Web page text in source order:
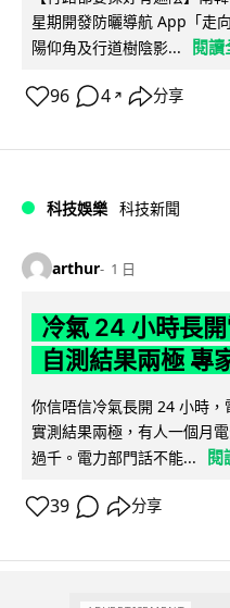
星期開發防曬導航 App「走
陽仰角及行道樹陰影...
閱
96 4 ↗ 分享
科技娛樂 科技新聞
arthur 1 日
冷氣 24 小時長
自測結果兩極 專
你信唔信冷氣長開 24 小時
實測結果兩極，有人一個月
過千。電力部門話不能...
閱
39 分享